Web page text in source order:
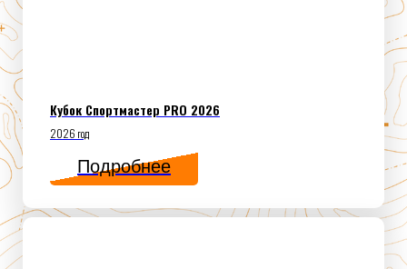
Кубок Спортмастер PRO 2026
2026 год